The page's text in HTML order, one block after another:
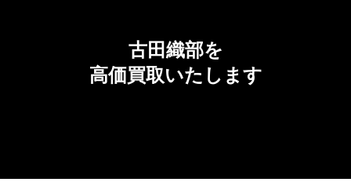
古田織部を
高価買取いたします